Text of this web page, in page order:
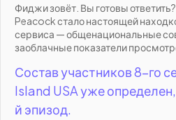
Фиджи зовёт. Вы готовы
Peacock стало настоящей
сервиса — общенациональные
заоблачные показатели
Состав участников 8-го
Island USA уже
й эпизод.